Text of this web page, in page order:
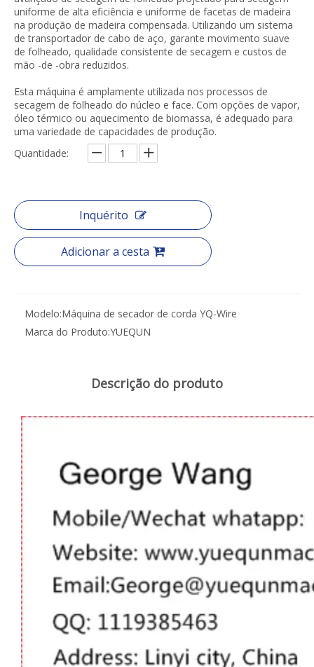
uniforme de alta eficiência e uniforme de facetas de madeira
na produção de madeira compensada. Utilizando um sistema
de transportador de cabo de aço, garante movimento suave
de folheado, qualidade consistente de secagem e custos de
mão -de -obra reduzidos.
Esta máquina é amplamente utilizada nos processos de
secagem de folheado do núcleo e face. Com opções de vapor,
óleo térmico ou aquecimento de biomassa, é adequado para
uma variedade de capacidades de produção.
Quantidade:
Inquérito
Adicionar a cesta
Modelo:Máquina de secador de corda YQ-Wire
Marca do Produto:YUEQUN
Descrição do produto